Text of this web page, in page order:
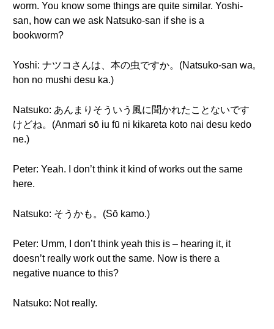
worm. You know some things are quite similar. Yoshi-
san, how can we ask Natsuko-san if she is a
bookworm?
Yoshi: ナツコさんは、本の虫ですか。(Natsuko-san wa,
hon no mushi desu ka.)
Natsuko: あんまりそういう風に聞かれたことないです
けどね。(Anmari sō iu fū ni kikareta koto nai desu kedo
ne.)
Peter: Yeah. I don’t think it kind of works out the same
here.
Natsuko: そうかも。(Sō kamo.)
Peter: Umm, I don’t think yeah this is – hearing it, it
doesn’t really work out the same. Now is there a
negative nuance to this?
Natsuko: Not really.